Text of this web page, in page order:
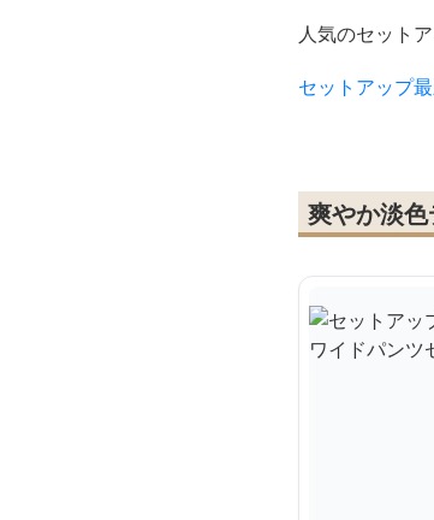
人気のセット
セットアップ
爽やか淡